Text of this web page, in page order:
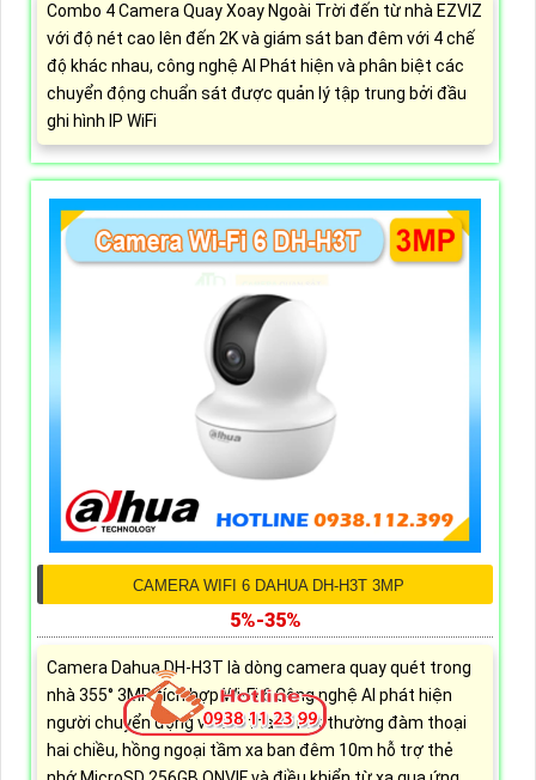
Combo 4 Camera Quay Xoay Ngoài Trời đến từ nhà EZVIZ
với độ nét cao lên đến 2K và giám sát ban đêm với 4 chế
độ khác nhau, công nghệ AI Phát hiện và phân biệt các
chuyển động chuẩn sát được quản lý tập trung bởi đầu
ghi hình IP WiFi
CAMERA WIFI 6 DAHUA DH-H3T 3MP
5%-35%
Camera Dahua DH-H3T là dòng camera quay quét trong
nhà 355° 3MP tích hợp Wi-Fi 6 Công nghệ AI phát hiện
người chuyển động và âm thanh bất thường đàm thoại
hai chiều, hồng ngoại tầm xa ban đêm 10m hỗ trợ thẻ